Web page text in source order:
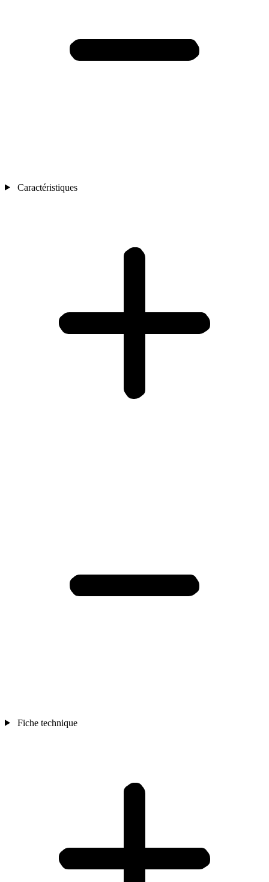
Caractéristiques
Fiche technique